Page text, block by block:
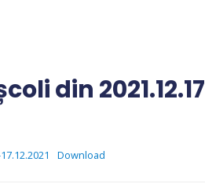
din 2021.12.17
Download